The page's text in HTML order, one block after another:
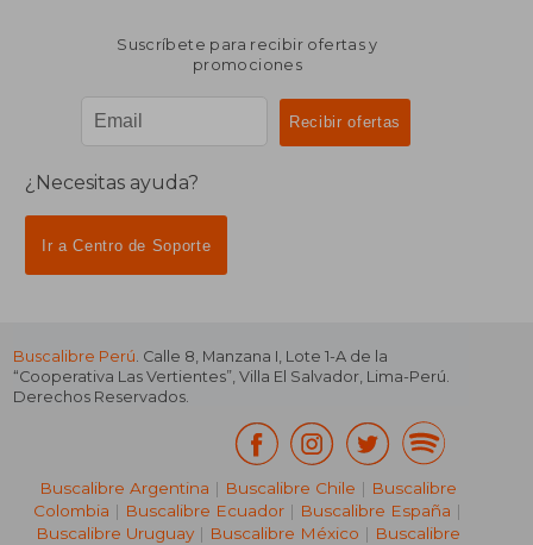
Suscríbete para recibir ofertas y
promociones
¿Necesitas ayuda?
Ir a Centro de Soporte
Buscalibre Perú. Calle 8, Manzana I, Lote 1-A de la
“Cooperativa Las Vertientes”, Villa El Salvador, Lima-Perú.
Derechos Reservados.
Buscalibre Argentina | Buscalibre Chile | Buscalibre
Colombia | Buscalibre Ecuador | Buscalibre España |
Buscalibre Uruguay| Buscalibre México | Buscalibre